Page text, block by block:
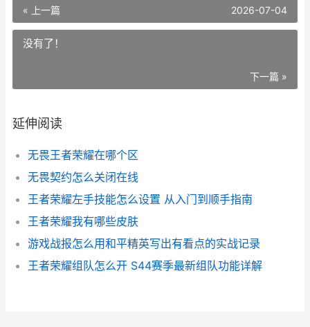
« 上一篇 2026-07-04
没有了！
下一篇 »
延伸阅读
无畏王者荣耀在哪个区
无畏契约怎么关闭在线
王者荣耀左手技能怎么设置 从入门到顺手指南
王者荣耀我有哪些皮肤
游戏战报怎么用和平精英写出有看点的实战记录
王者荣耀组队怎么开 S44赛季最新组队功能详解